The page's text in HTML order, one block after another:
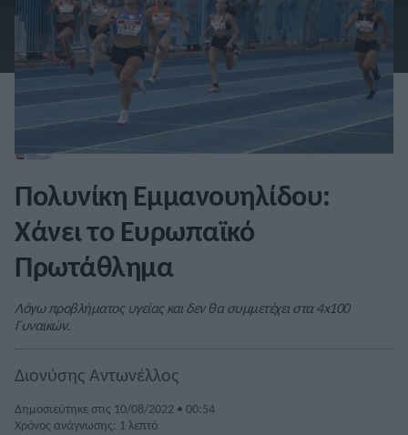
Πολυνίκη Εμμανουηλίδου:
Χάνει το Ευρωπαϊκό
Πρωτάθλημα
Λόγω προβλήματος υγείας και δεν θα συμμετέχει στα 4x100
Γυναικών.
Διονύσης Αντωνέλλος
Δημοσιεύτηκε στις 10/08/2022 • 00:54
Χρόνος ανάγνωσης: 1 λεπτό